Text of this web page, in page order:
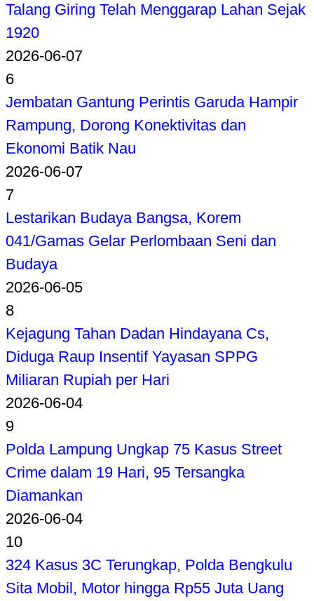
Talang Giring Telah Menggarap Lahan Sejak
1920
2026-06-07
6
Jembatan Gantung Perintis Garuda Hampir
Rampung, Dorong Konektivitas dan
Ekonomi Batik Nau
2026-06-07
7
Lestarikan Budaya Bangsa, Korem
041/Gamas Gelar Perlombaan Seni dan
Budaya
2026-06-05
8
Kejagung Tahan Dadan Hindayana Cs,
Diduga Raup Insentif Yayasan SPPG
Miliaran Rupiah per Hari
2026-06-04
9
Polda Lampung Ungkap 75 Kasus Street
Crime dalam 19 Hari, 95 Tersangka
Diamankan
2026-06-04
10
324 Kasus 3C Terungkap, Polda Bengkulu
Sita Mobil, Motor hingga Rp55 Juta Uang